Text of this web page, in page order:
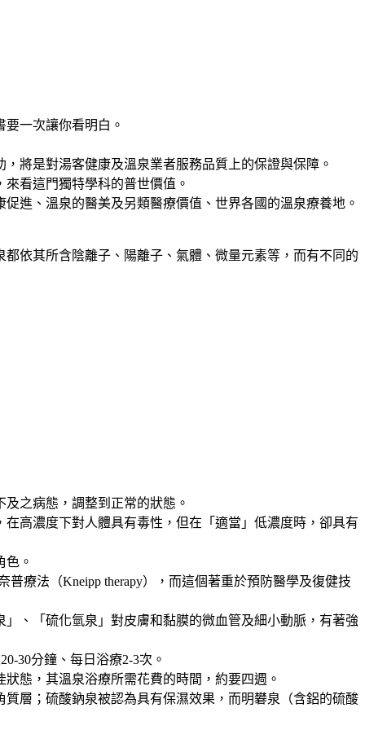
一次讓你看明白。
將是對湯客健康及溫泉業者服務品質上的保證與保障。
看這門獨特學科的普世價值。
進、溫泉的醫美及另類醫療價值、世界各國的溫泉療養地。
依其所含陰離子、陽離子、氣體、微量元素等，而有不同的
之病態，調整到正常的狀態。
高濃度下對人體具有毒性，但在「適當」低濃度時，卻具有
。
療法（Kneipp therapy），而這個著重於預防醫學及復健技
、「硫化氫泉」對皮膚和黏膜的微血管及細小動脈，有著強
30分鐘、每日浴療2-3次。
態，其溫泉浴療所需花費的時間，約要四週。
層；硫酸鈉泉被認為具有保濕效果，而明礬泉（含鋁的硫酸